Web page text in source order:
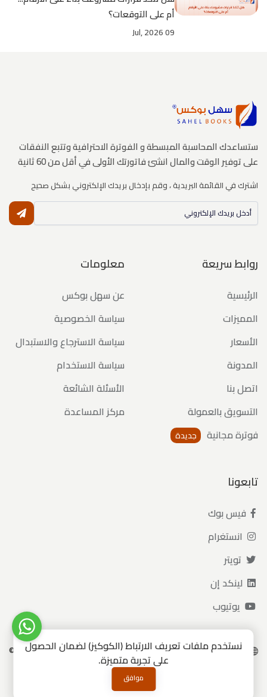
أم على التوقعات؟
09 Jul, 2026
ستساعدك المحاسبة المبسطة و الفوترة الاحترافية وتتبع النفقات
على توفير الوقت والمال انشئ فاتورتك الأولى في أقل من 60 ثانية
اشترك في القائمة البريدية ، وقم بإدخال بريدك الإلكتروني بشكل صحيح
روابط سريعة
الرئيسية
المميزات
الأسعار
المدونة
اتصل بنا
التسويق بالعمولة
فوترة مجانية
جديدة
معلومات
عن سهل بوكس
سياسة الخصوصية
سياسة الاسترجاع والاستبدال
سياسة الاستخدام
الأسئلة الشائعة
مركز المساعدة
تابعونا
فيس بوك
انستغرام
تويتر
لينكد إن
يوتيوب
العربية
الانجليزية
جميع الحقوق محفوظة 2020 - 2026 ©
نستخدم ملفات تعريف الارتباط (الكوكيز) لضمان الحصول
على تجربة متميزة.
موافق